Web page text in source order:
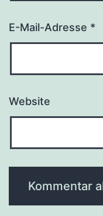
E-Mail-Adresse *
Website